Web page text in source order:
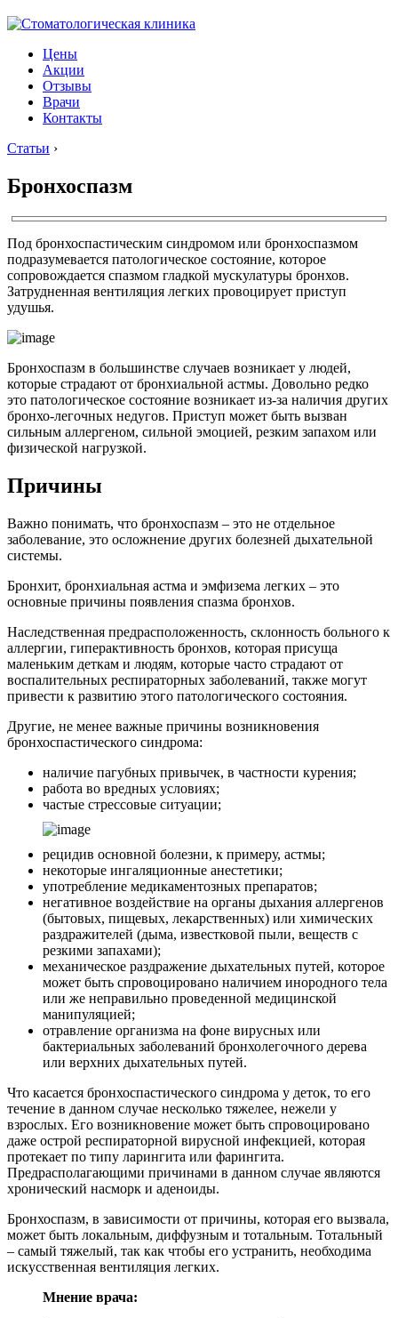
Цены
Акции
Отзывы
Врачи
Контакты
Статьи ›
Бронхоспазм
Под бронхоспастическим синдромом или бронхоспазмом
подразумевается патологическое состояние, которое
сопровождается спазмом гладкой мускулатуры бронхов.
Затрудненная вентиляция легких провоцирует приступ
удушья.
Бронхоспазм в большинстве случаев возникает у людей,
которые страдают от бронхиальной астмы. Довольно редко
это патологическое состояние возникает из-за наличия других
бронхо-легочных недугов. Приступ может быть вызван
сильным аллергеном, сильной эмоцией, резким запахом или
физической нагрузкой.
Причины
Важно понимать, что бронхоспазм – это не отдельное
заболевание, это осложнение других болезней дыхательной
системы.
Бронхит, бронхиальная астма и эмфизема легких – это
основные причины появления спазма бронхов.
Наследственная предрасположенность, склонность больного к
аллергии, гиперактивность бронхов, которая присуща
маленьким деткам и людям, которые часто страдают от
воспалительных респираторных заболеваний, также могут
привести к развитию этого патологического состояния.
Другие, не менее важные причины возникновения
бронхоспастического синдрома:
наличие пагубных привычек, в частности курения;
работа во вредных условиях;
частые стрессовые ситуации;
рецидив основной болезни, к примеру, астмы;
некоторые ингаляционные анестетики;
употребление медикаментозных препаратов;
негативное воздействие на органы дыхания аллергенов
(бытовых, пищевых, лекарственных) или химических
раздражителей (дыма, известковой пыли, веществ с
резкими запахами);
механическое раздражение дыхательных путей, которое
может быть спровоцировано наличием инородного тела
или же неправильно проведенной медицинской
манипуляцией;
отравление организма на фоне вирусных или
бактериальных заболеваний бронхолегочного дерева
или верхних дыхательных путей.
Что касается бронхоспастического синдрома у деток, то его
течение в данном случае несколько тяжелее, нежели у
взрослых. Его возникновение может быть спровоцировано
даже острой респираторной вирусной инфекцией, которая
протекает по типу ларингита или фарингита.
Предрасполагающими причинами в данном случае являются
хронический насморк и аденоиды.
Бронхоспазм, в зависимости от причины, которая его вызвала,
может быть локальным, диффузным и тотальным. Тотальный
– самый тяжелый, так как чтобы его устранить, необходима
искусственная вентиляция легких.
Мнение врача: